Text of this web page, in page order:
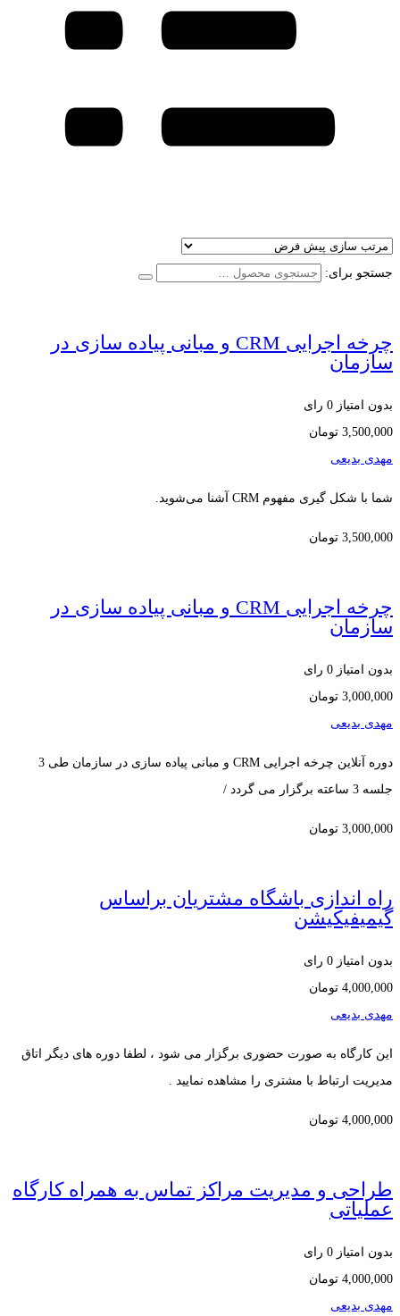
جستجو برای:
چرخه اجرایی CRM و مبانی پیاده سازی در
سازمان
بدون امتیاز 0 رای
3,500,000 تومان
مهدی بدیعی
شما با شکل گیری مفهوم CRM آشنا می‌شوید.
3,500,000 تومان
چرخه اجرایی CRM و مبانی پیاده سازی در
سازمان
بدون امتیاز 0 رای
3,000,000 تومان
مهدی بدیعی
دوره آنلاین چرخه اجرایی CRM و مبانی پیاده سازی در سازمان طی 3
جلسه 3 ساعته برگزار می گردد /
3,000,000 تومان
راه اندازی باشگاه مشتریان براساس
گیمیفیکیشن
بدون امتیاز 0 رای
4,000,000 تومان
مهدی بدیعی
این کارگاه به صورت حضوری برگزار می شود ، لطفا دوره های دیگر اتاق
مدیریت ارتباط با مشتری را مشاهده نمایید .
4,000,000 تومان
طراحی و مدیریت مراکز تماس به همراه کارگاه
عملیاتی
بدون امتیاز 0 رای
4,000,000 تومان
مهدی بدیعی